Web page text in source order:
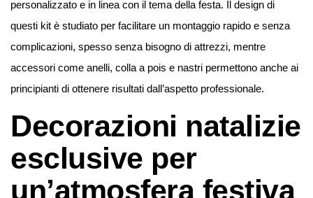
personalizzato e in linea con il tema della festa. Il design di
questi kit è studiato per facilitare un montaggio rapido e senza
complicazioni, spesso senza bisogno di attrezzi, mentre
accessori come anelli, colla a pois e nastri permettono anche ai
principianti di ottenere risultati dall’aspetto professionale.
Decorazioni natalizie
esclusive per
un’atmosfera festiva